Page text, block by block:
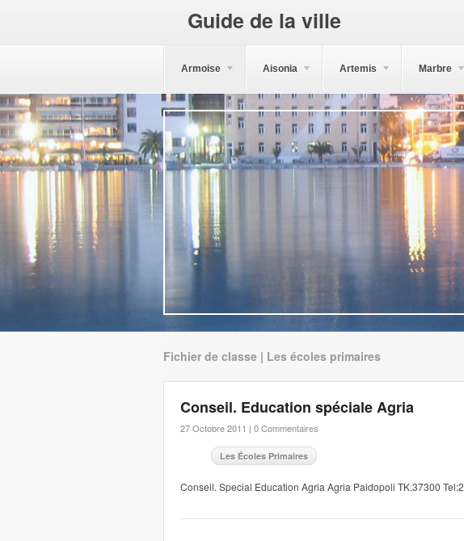
Guide de la ville
Armoise Aisonia Artemis Marbre
Fichier de classe | Les écoles primaires
Conseil. Education spéciale Agria
27 Octobre 2011 | 0 Commentaires
Les Écoles Primaires
Conseil. Special Education Agria Agria Paidopoli TK.37300